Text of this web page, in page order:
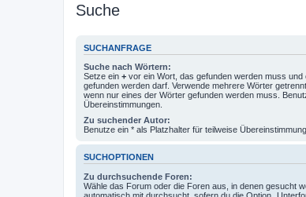
Suche
SUCHANFRAGE
Suche nach Wörtern:
Setze ein + vor ein Wort, das gefunden werden muss und
gefunden werden darf. Verwende mehrere Wörter
wenn nur eines der Wörter gefunden werden muss.
Übereinstimmungen.
Zu suchender Autor:
Benutze ein * als Platzhalter für teilweise
SUCHOPTIONEN
Zu durchsuchende Foren:
Wähle das Forum oder die Foren aus, in denen gesucht
automatisch mit durchsucht, sofern du die Option